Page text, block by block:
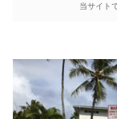
当サイト